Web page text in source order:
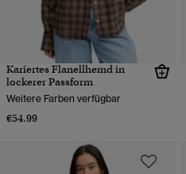
Kariertes Flanellhemd in
lockerer Passform
Weitere Farben verfügbar
€54.99